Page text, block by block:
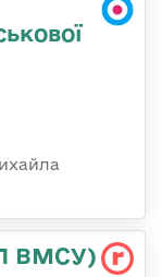
ВМСУ)